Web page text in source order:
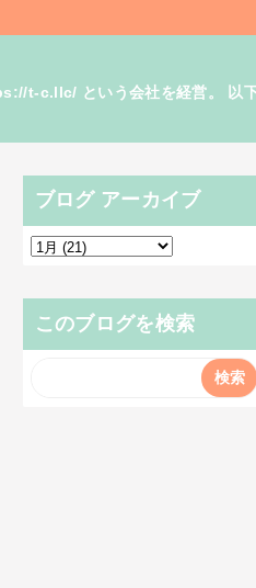
t-c.llc/ という会社を経営。 以
ブログ アーカイブ
このブログを検索